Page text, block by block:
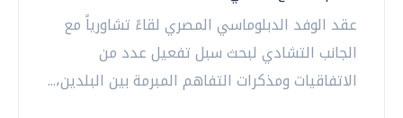
عقد الوفد الدبلوماسي المصري لقاءً تشاورياً مع
الجانب التشادي لبحث سبل تفعيل عدد من
الاتفاقيات ومذكرات التفاهم المبرمة بين البلدين،...